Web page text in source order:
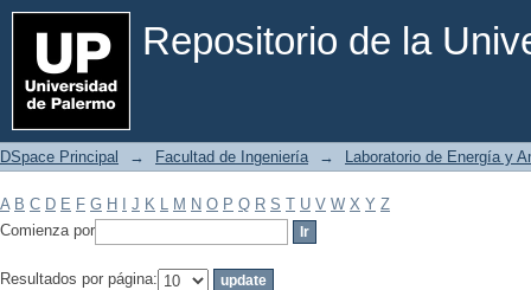
Repositorio de la
Filtrar por: Materia
DSpace Principal → Facultad de Ingeniería → Laboratorio de Energía y
A B C D E F G H J K L M N O P Q R S T U V W X Y Z
Comienza por
Resultados por página: